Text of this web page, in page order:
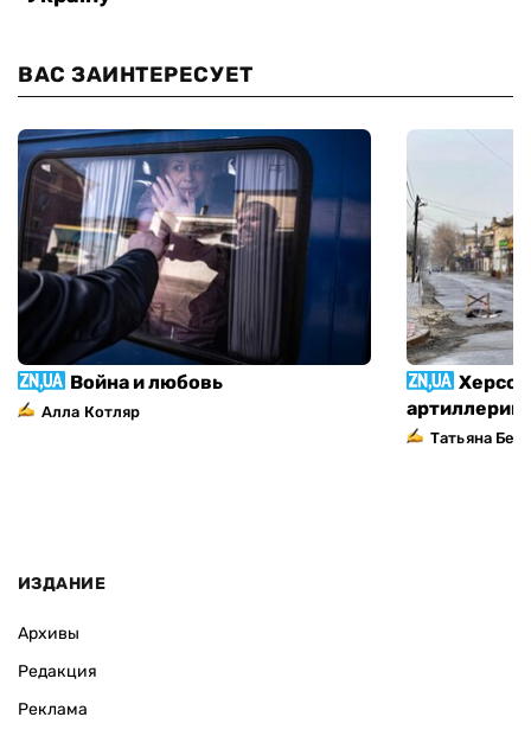
ВАС ЗАИНТЕРЕСУЕТ
Война и любовь
Алла Котляр
Татьяна
ИЗДАНИЕ
Архивы
Редакция
Реклама